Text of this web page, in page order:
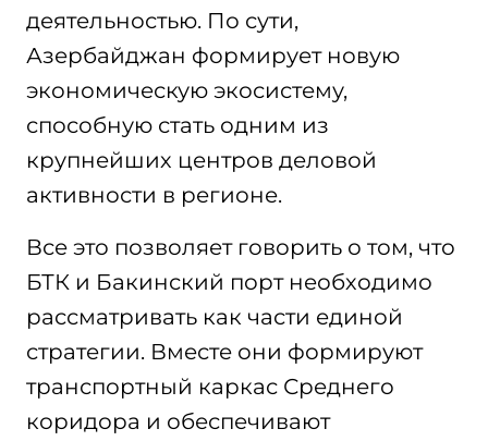
деятельностью. По сути,
Азербайджан формирует новую
экономическую экосистему,
способную стать одним из
крупнейших центров деловой
активности в регионе.
Все это позволяет говорить о том, что
БТК и Бакинский порт необходимо
рассматривать как части единой
стратегии. Вместе они формируют
транспортный каркас Среднего
коридора и обеспечивают